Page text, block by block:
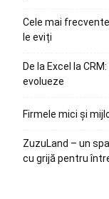
Cele mai
le eviți
De la Excel la
evolueze
Firmele mici și
ZuzuLand – un
cu grijă pentru